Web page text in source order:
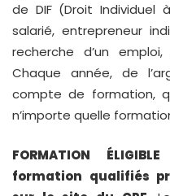
de DIF (Droit
salarié, entrepreneur
recherche d’un
Chaque année, de
compte de formation,
n’importe quelle
FORMATION ÉLIGIBLE
formation qualifiés